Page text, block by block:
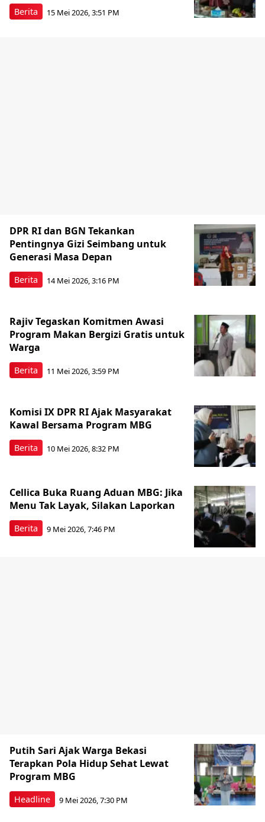
Berita 15 Mei 2026, 3:51 PM
Berita
DPR RI dan BGN Tekankan
Pentingnya Gizi Seimbang untuk
Generasi Masa Depan
14 Mei 2026, 3:16 PM
Berita
Rajiv Tegaskan Komitmen Awasi
Program Makan Bergizi Gratis untuk
Warga
11 Mei 2026, 3:59 PM
Berita
Komisi IX DPR RI Ajak Masyarakat
Kawal Bersama Program MBG
10 Mei 2026, 8:32 PM
Berita
Cellica Buka Ruang Aduan MBG: Jika
Menu Tak Layak, Silakan Laporkan
9 Mei 2026, 7:46 PM
Headline
Putih Sari Ajak Warga Bekasi
Terapkan Pola Hidup Sehat Lewat
Program MBG
9 Mei 2026, 7:30 PM